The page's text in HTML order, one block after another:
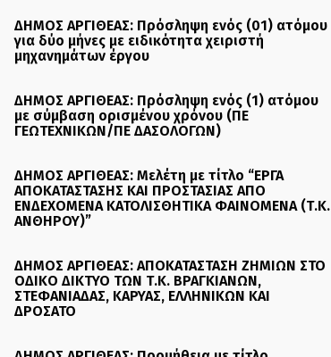
ΔΗΜΟΣ ΑΡΓΙΘΕΑΣ: Πρόσληψη ενός (01) ατόμου
για δύο μήνες με ειδικότητα χειριστή
μηχανημάτων έργου
ΔΗΜΟΣ ΑΡΓΙΘΕΑΣ: Πρόσληψη ενός (1) ατόμου
με σύμβαση ορισμένου χρόνου (ΠΕ
ΓΕΩΤΕΧΝΙΚΩΝ/ΠΕ ΔΑΣΟΛΟΓΩΝ)
ΔΗΜΟΣ ΑΡΓΙΘΕΑΣ: Μελέτη με τίτλο “ΕΡΓΑ
ΑΠΟΚΑΤΑΣΤΑΣΗΣ ΚΑΙ ΠΡΟΣΤΑΣΙΑΣ ΑΠΟ
ΕΝΔΕΧΟΜΕΝΑ ΚΑΤΟΛΙΣΘΗΤΙΚΑ ΦΑΙΝΟΜΕΝΑ (Τ.Κ.
ΑΝΘΗΡΟΥ)”
ΔΗΜΟΣ ΑΡΓΙΘΕΑΣ: ΑΠΟΚΑΤΑΣΤΑΣΗ ΖΗΜΙΩΝ ΣΤΟ
ΟΔΙΚΟ ΔΙΚΤΥΟ ΤΩΝ Τ.Κ. ΒΡΑΓΚΙΑΝΩΝ,
ΣΤΕΦΑΝΙΑΔΑΣ, ΚΑΡΥΑΣ, ΕΛΛΗΝΙΚΩΝ ΚΑΙ
ΔΡΟΣΑΤΟ